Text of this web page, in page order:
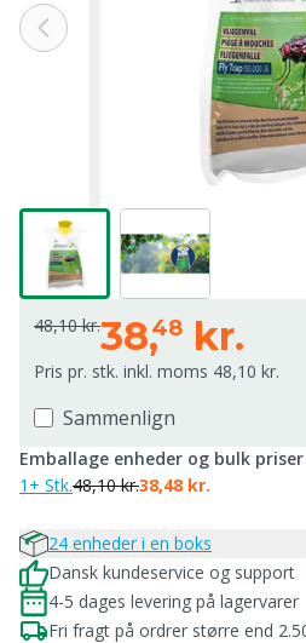
48,10 kr.38,48 kr.
Pris pr. stk. inkl. moms 48,10 kr.
Sammenlign
Emballage enheder og bulk priser
1+ Stk.48,10 kr.38,48 kr.
24 enheder i en boks
Dansk kundeservice og support
4-5 dages levering på lagervarer
Fri fragt på ordrer større end